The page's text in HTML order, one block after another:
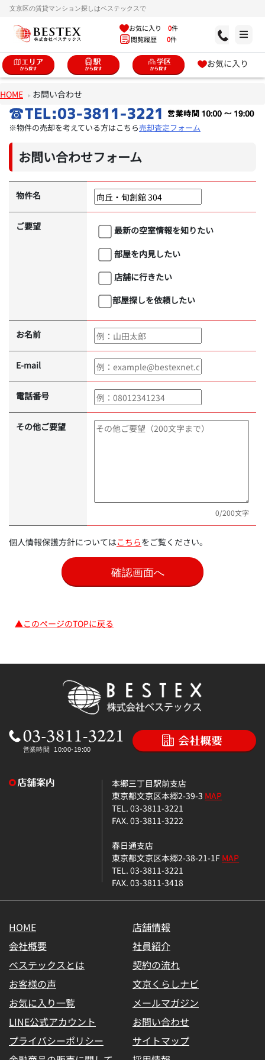
文京区の賃貸マンション探しはベステックスで
お気に入り 0件
閲覧履歴 0件
お気に入り
HOME お問い合わせ
※物件の売却を考えている方はこちら売却査定フォーム
お問い合わせフォーム
物件名
ご要望
最新の空室情報を知りたい
部屋を内見したい
店舗に行きたい
部屋探しを依頼したい
お名前
E-mail
電話番号
その他ご要望
0/200文字
個人情報保護方針についてはこちらをご覧ください。
▲このページのTOPに戻る
本郷三丁目駅前支店
東京都文京区本郷2-39-3 MAP
TEL. 03-3811-3221
FAX. 03-3811-3222
春日通支店
東京都文京区本郷2-38-21-1FMAP
TEL. 03-3811-3221
FAX. 03-3811-3418
HOME
店舗情報
会社概要
社員紹介
ベステックスとは
契約の流れ
お客様の声
文京くらしナビ
お気に入り一覧
メールマガジン
LINE公式アカウント
お問い合わせ
プライバシーポリシー
サイトマップ